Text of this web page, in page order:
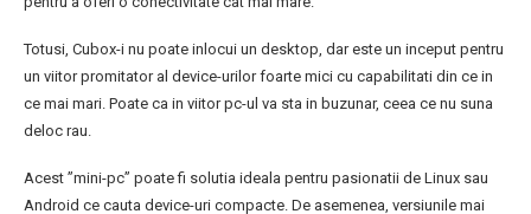
Totusi, Cubox-i nu poate inlocui un desktop, dar este un inceput pentru
un viitor promitator al device-urilor foarte mici cu capabilitati din ce in
ce mai mari. Poate ca in viitor pc-ul va sta in buzunar, ceea ce nu suna
deloc rau.
Acest ”mini-pc” poate fi solutia ideala pentru pasionatii de Linux sau
Android ce cauta device-uri compacte. De asemenea, versiunile mai